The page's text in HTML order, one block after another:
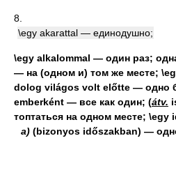
8.
\egy akarattal — единодушно;
\egy alkalommal — один раз;
— на (одном и) том же месте;
dolog világos volt előtte — одно
emberként — все как один; (átv.
топтаться на одном месте; \egy
a) (bizonyos időszakban) —